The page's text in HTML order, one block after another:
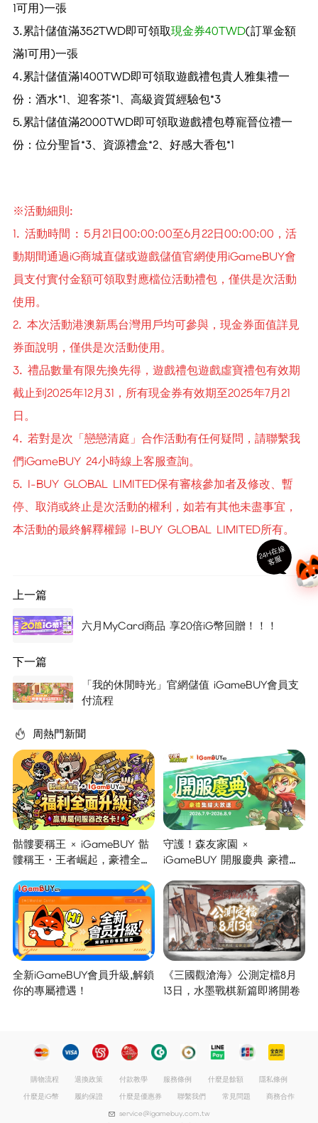
1可用)一張
3.累計儲值滿352TWD即可領取現金券40TWD(訂單金額
滿1可用)一張
4.累計儲值滿1400TWD即可領取遊戲禮包貴人雅集禮一
份：酒水*1、迎客茶*1、高級資質經驗包*3
5.累計儲值滿2000TWD即可領取遊戲禮包尊寵晉位禮一
份：位分聖旨*3、資源禮盒*2、好感大香包*1
※活動細則:
1. 活動時間 : 5月21日00:00:00至6月22日00:00:00，活
動期間通過iG商城直儲或遊戲儲值官網使用iGameBUY會
員支付實付金額可領取對應檔位活動禮包，僅供是次活動
使用。
2. 本次活動港澳新馬台灣用戶均可參與，現金券面值詳見
券面說明，僅供是次活動使用。
3. 禮品數量有限先換先得，遊戲禮包遊戲虛寶禮包有效期
截止到2025年12月31，所有現金券有效期至2025年7月21
日。
4. 若對是次「戀戀清庭」合作活動有任何疑問，請聯繫我
們iGameBUY 24小時線上客服查詢。
5. I-BUY GLOBAL LIMITED保有審核參加者及修改、暫
停、取消或終止是次活動的權利，如若有其他未盡事宜，
本活動的最終解釋權歸 I-BUY GLOBAL LIMITED所有。
上一篇
六月MyCard商品 享20倍iG幣回贈！！！
下一篇
「我的休閒時光」官網儲值 iGameBUY會員支
付流程
周熱門新聞
骷髏要稱王 × iGameBUY 骷
髏稱王・王者崛起，豪禮全面
守護！森友家園 ×
iGameBUY 開服慶典 豪禮集
全新iGameBUY會員升級,解鎖
你的專屬禮遇！
《三國觀滄海》公測定檔8月
13日，水墨戰棋新篇即將開卷
購物流程 退換政策 付款教學 服務條例 什麼是餘額
隱私條例
什麼是iG幣
履約保證 什麼是優惠券 聯繫我們 常見問題
商務合作
service@igamebuy.com.tw
24
H
在
線
客
服